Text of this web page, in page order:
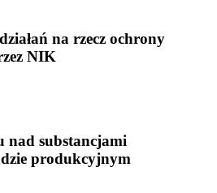
na rzecz ochrony
NIK
nad substancjami
produkcyjnym